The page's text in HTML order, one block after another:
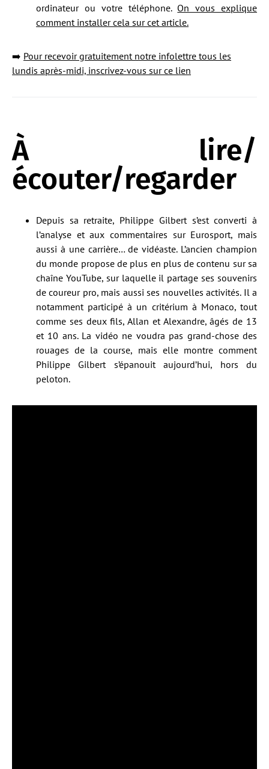
ordinateur ou votre téléphone.On vous explique
comment installer cela sur cet article.
➡️ Pour recevoir gratuitement notre infolettre tous les
lundis après-midi, inscrivez-vous sur ce lien
À lire/
écouter/regarder
Depuis sa retraite, Philippe Gilbert s’est converti à
l’analyse et aux commentaires sur Eurosport, mais
aussi à une carrière… de vidéaste. L’ancien champion
du monde propose de plus en plus de contenu sur sa
chaîne YouTube, sur laquelle il partage ses souvenirs
de coureur pro, mais aussi ses nouvelles activités. Il a
notamment participé à un critérium à Monaco, tout
comme ses deux fils, Allan et Alexandre, âgés de 13
et 10 ans. La vidéo ne voudra pas grand-chose des
rouages de la course, mais elle montre comment
Philippe Gilbert s’épanouit aujourd’hui, hors du
peloton.